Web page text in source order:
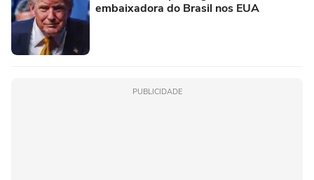
embaixadora do Brasil nos EUA
PUBLICIDADE